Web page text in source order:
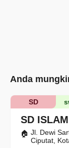
Anda
SD
SD
Jl. Dewi
Ciputat,